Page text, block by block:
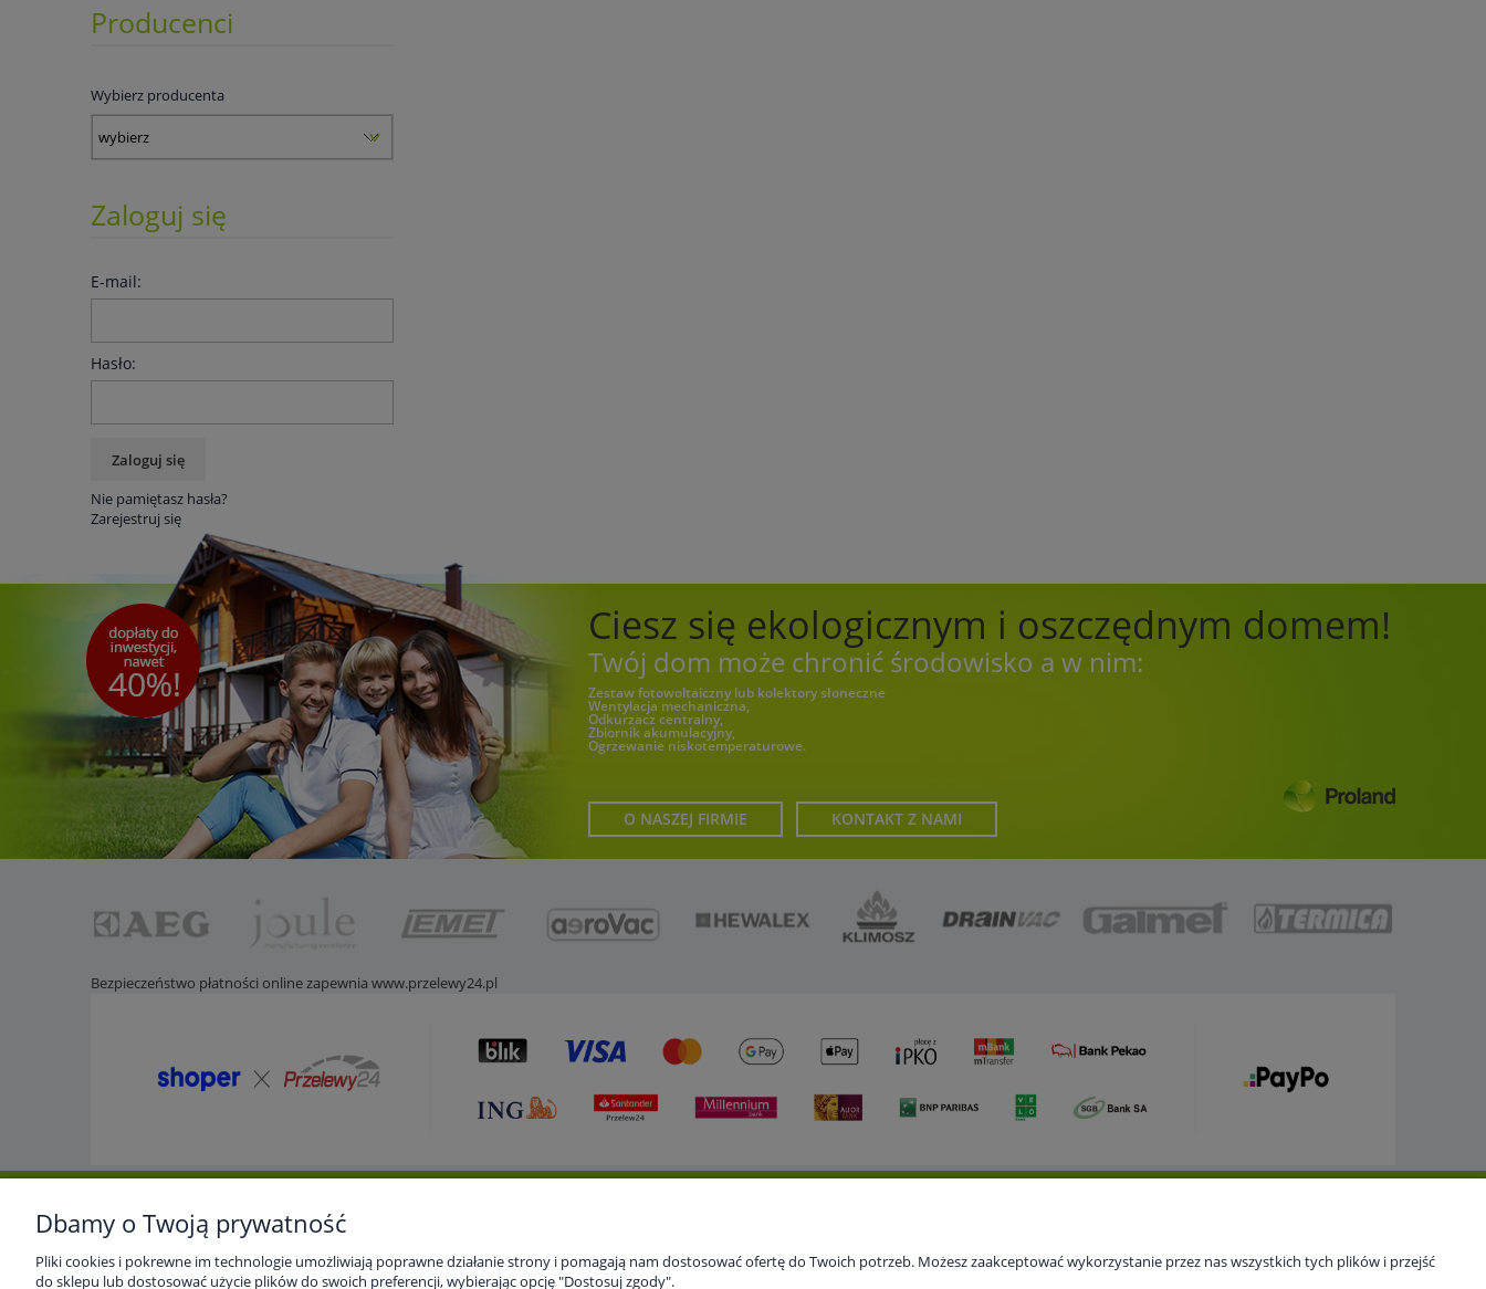
Producenci
Wybierz producenta
Zaloguj się
E-mail:
Hasło:
Zaloguj się
Nie pamiętasz hasła?
Zarejestruj się
Ciesz się ekologicznym i oszczędnym domem!
Twój dom może chronić środowisko a w nim:
Zestaw fotowoltaiczny lub kolektory słoneczne
Wentylacja mechaniczna,
Odkurzacz centralny,
Zbiornik akumulacyjny,
Ogrzewanie niskotemperaturowe.
O NASZEJ FIRMIE KONTAKT Z NAMI
Bezpieczeństwo płatności online zapewnia www.przelewy24.pl
Pomoc
Strona główna
Dostawa i dostawa
Koszty dostawy
Twoje zamówienia
Serwis
Kontakt
Bądź na bieżąco z promocjami. Zapisz się, a otrzymasz
Dbamy o Twoją prywatność
Pliki cookies i pokrewne im technologie umożliwiają poprawne działanie strony i pomagają nam dostosować ofertę do Twoich potrzeb. Możesz zaakceptować wykorzystanie przez nas wszystkich tych plików i przejść
do sklepu lub dostosować użycie plików do swoich preferencji, wybierając opcję "Dostosuj zgody".